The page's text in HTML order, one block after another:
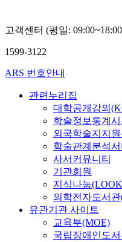
고객센터 (평일:
1599-3122
ARS 번호안내
관련누리집
대학공개강의
학술정보통계
외국학술지지
학술관계분석
사서커뮤니티
기관회원
지식나눔
의학전자도서
유관기관 사이트
교육부(MOE)
국립장애인도